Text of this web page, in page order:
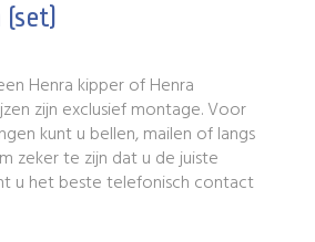
Henra kipper of Henra
zijn exclusief montage. Voor
kunt u bellen, mailen of langs
zeker te zijn dat u de juiste
u het beste telefonisch contact